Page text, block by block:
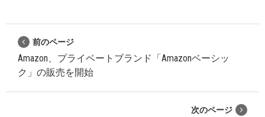
前のページ
Amazon、プライベートブランド「Amazonベーシッ
ク」の販売を開始
次のページ